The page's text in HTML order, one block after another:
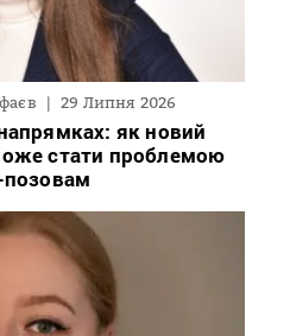
29 Липня 2026
як новий
стати проблемою
позовам